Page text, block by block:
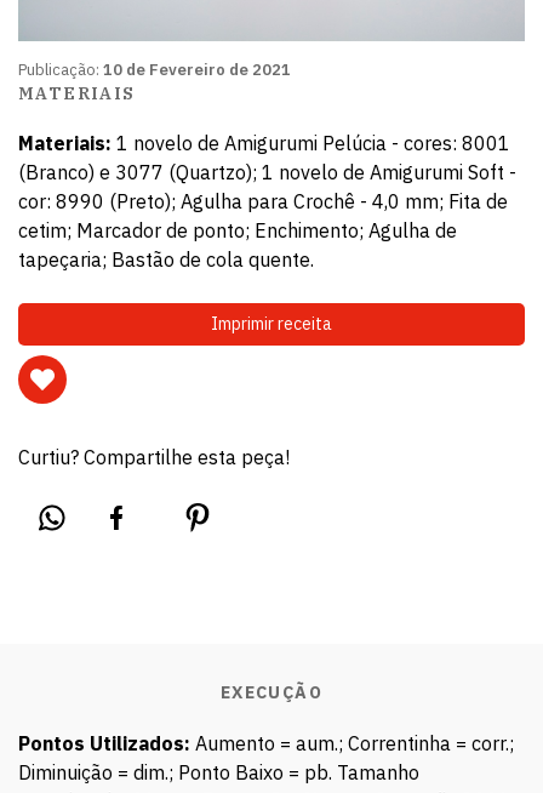
Publicação: 10 de Fevereiro de 2021
MATERIAIS
Materiais: 1 novelo de Amigurumi Pelúcia - cores: 8001
(Branco) e 3077 (Quartzo); 1 novelo de Amigurumi Soft -
cor: 8990 (Preto); Agulha para Crochê - 4,0 mm; Fita de
cetim; Marcador de ponto; Enchimento; Agulha de
tapeçaria; Bastão de cola quente.
Imprimir receita
Curtiu? Compartilhe esta peça!
EXECUÇÃO
Pontos Utilizados: Aumento = aum.; Correntinha = corr.;
Diminuição = dim.; Ponto Baixo = pb. Tamanho